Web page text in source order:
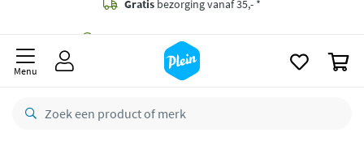
besteld,
retourneren
Menu